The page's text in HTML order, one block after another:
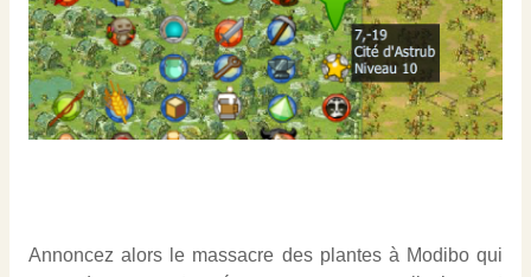
Annoncez alors le massacre des plantes à Modibo qui